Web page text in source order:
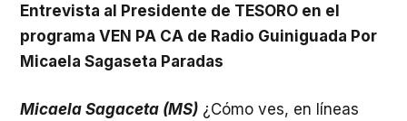
Entrevista al Presidente de TESORO en el
programa VEN PA CA de Radio Guiniguada Por
Micaela Sagaseta Paradas
Micaela Sagaceta (MS) ¿Cómo ves, en líneas